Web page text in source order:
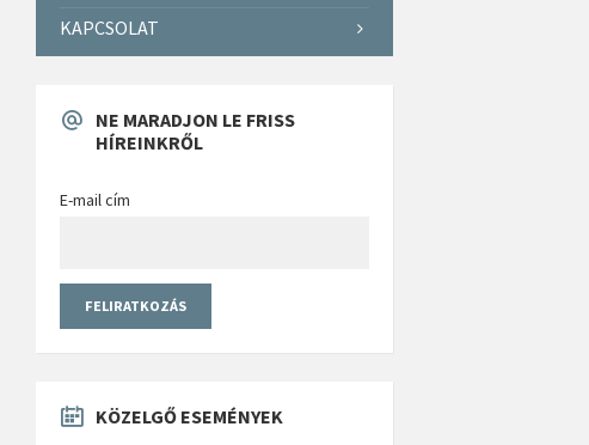
KAPCSOLAT
NE MARADJON LE FRISS
HÍREINKRŐL
E-mail cím
KÖZELGŐ ESEMÉNYEK